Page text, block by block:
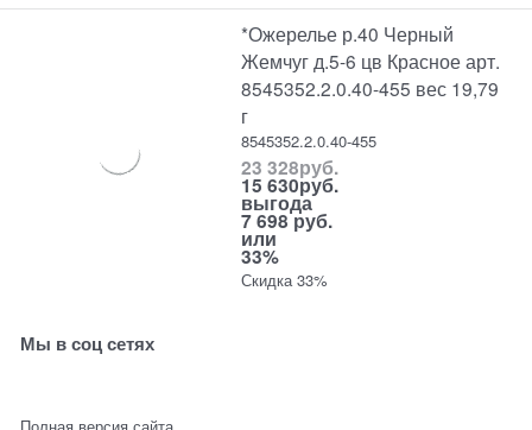
*Ожерелье р.40 Черный
Жемчуг д.5-6 цв Красное арт.
8545352.2.0.40-455 вес 19,79
г
8545352.2.0.40-455
23 328руб.
15 630руб.
выгода
7 698 руб.
или
33%
Скидка 33%
Мы в соц сетях